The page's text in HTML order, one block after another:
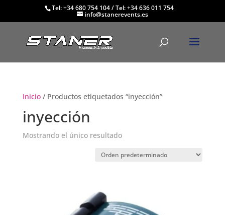
Tel: +34 680 754 104/Tel: +34 636 011 754
info@stanerevents.es
Inicio/ Productos etiquetados “inyección”
inyección
Mostrando el único resultado